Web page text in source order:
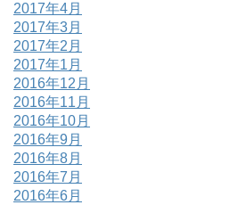
2017年4月
2017年3月
2017年2月
2017年1月
2016年12月
2016年11月
2016年10月
2016年9月
2016年8月
2016年7月
2016年6月